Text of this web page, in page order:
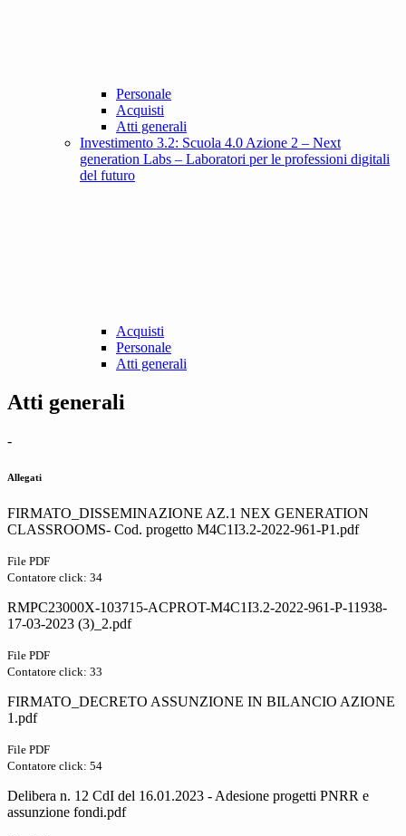
Personale
Acquisti
Atti generali
Investimento 3.2: Scuola 4.0 Azione 2 – Next
generation Labs – Laboratori per le professioni digitali
del futuro
Acquisti
Personale
Atti generali
Atti generali
-
Allegati
FIRMATO_DISSEMINAZIONE AZ.1 NEX GENERATION
CLASSROOMS- Cod. progetto M4C1I3.2-2022-961-P1.pdf
File PDF
Contatore click: 34
RMPC23000X-103715-ACPROT-M4C1I3.2-2022-961-P-11938-
17-03-2023 (3)_2.pdf
File PDF
Contatore click: 33
FIRMATO_DECRETO ASSUNZIONE IN BILANCIO AZIONE
1.pdf
File PDF
Contatore click: 54
Delibera n. 12 CdI del 16.01.2023 - Adesione progetti PNRR e
assunzione fondi.pdf